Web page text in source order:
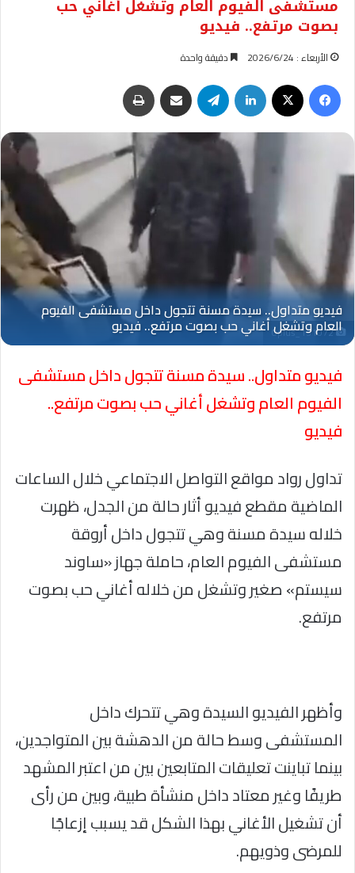
مستشفى الفيوم العام وتشغل أغاني حب
بصوت مرتفع.. فيديو
الأربعاء : 2026/6/24 دقيقة واحدة
فيسبوك لينكدإن تيلقرام مشاركة عبر البريد
Oplus_131072
فيديو متداول.. سيدة مسنة تتجول داخل مستشفى
الفيوم العام وتشغل أغاني حب بصوت مرتفع..
فيديو
تداول رواد مواقع التواصل الاجتماعي خلال الساعات
الماضية مقطع فيديو أثار حالة من الجدل، ظهرت
خلاله سيدة مسنة وهي تتجول داخل أروقة
مستشفى الفيوم العام، حاملة جهاز «ساوند
سيستم» صغير وتشغل من خلاله أغاني حب بصوت
مرتفع.
وأظهر الفيديو السيدة وهي تتحرك داخل
المستشفى وسط حالة من الدهشة بين المتواجدين،
بينما تباينت تعليقات المتابعين بين من اعتبر المشهد
طريفًا وغير معتاد داخل منشأة طبية، وبين من رأى
أن تشغيل الأغاني بهذا الشكل قد يسبب إزعاجًا
للمرضى وذويهم.